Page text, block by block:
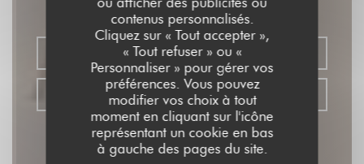
contenus personnalisés.
Cliquez sur « Tout accepter »,
« Tout refuser » ou «
Personnaliser » pour gérer vos
préférences. Vous pouvez
modifier vos choix à tout
moment en cliquant sur l'icône
représentant un cookie en bas
à gauche des pages du site.
RESTAURANT VÉGÉTALIEN|PARIS
RÉSERVER
VENTE À EMPORTER